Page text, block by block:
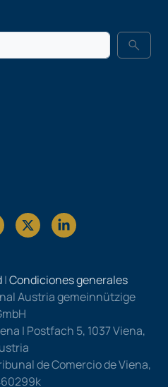
search
|Condiciones generales
Austria gemeinnützige
| Postfach 5, 1037 Viena,
de Comercio de Viena,